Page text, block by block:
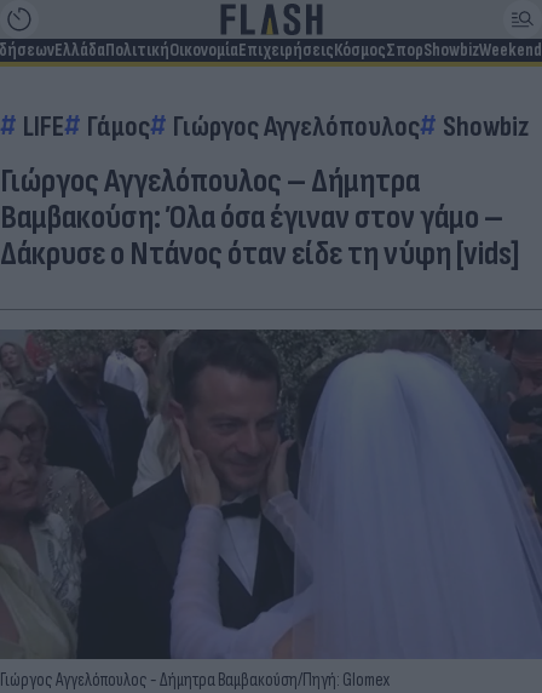
ΕλλάδαΠολιτικήΟικονομίαΕπιχειρήσειςΚόσμοςΣπορShowbizWeekend
LIFE Γάμος Γιώργος Αγγελόπουλος Showbiz
Γιώργος Αγγελόπουλος – Δήμητρα
Βαμβακούση: Όλα όσα έγιναν στον γάμο –
Δάκρυσε ο Ντάνος όταν είδε τη νύφη [vids]
Γιώργος Αγγελόπουλος - Δήμητρα Βαμβακούση/Πηγή: Glomex